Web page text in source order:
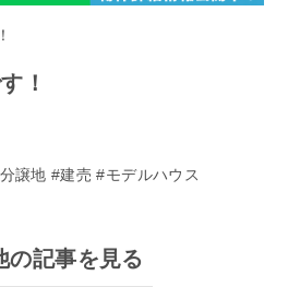
！
譲地 #建売 #モデルハウス
の記事を見る